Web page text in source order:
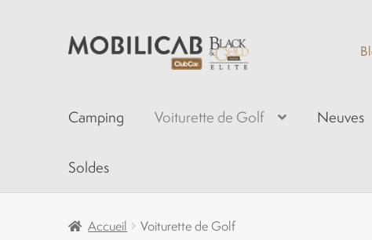
Aller
navigation
Aller
Camping Voiturette de Golf Neuves
Soldes
Accueil Voiturette de Golf